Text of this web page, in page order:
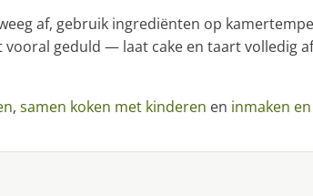
af, gebruik ingrediënten op
geduld — laat cake en taart volledig
, samen koken met kinderen en inmaken